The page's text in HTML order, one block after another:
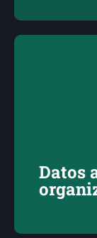
Datos